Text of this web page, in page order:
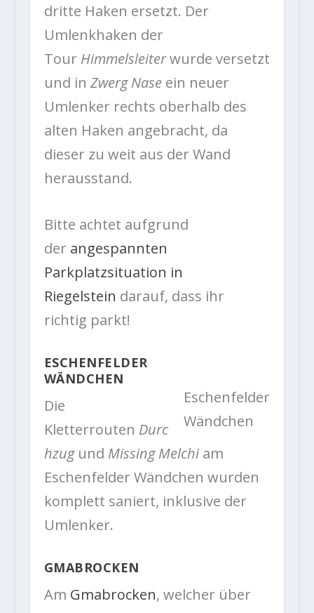
dritte Haken ersetzt. Der
Umlenkhaken der
Tour Himmelsleiterwurde versetzt
und in Zwerg Naseein neuer
Umlenker rechts oberhalb des
alten Haken angebracht, da
dieser zu weit aus der Wand
herausstand.
Bitte achtet aufgrund
der angespannten
Parkplatzsituation in
Riegelstein darauf, dass ihr
richtig parkt!
Eschenfelder
Wändchen
ESCHENFELDER
WÄNDCHEN
Die
Kletterrouten Durc
hzugund Missing Melchiam
Eschenfelder Wändchen wurden
komplett saniert, inklusive der
Umlenker.
GMABROCKEN
Am Gmabrocken, welcher über